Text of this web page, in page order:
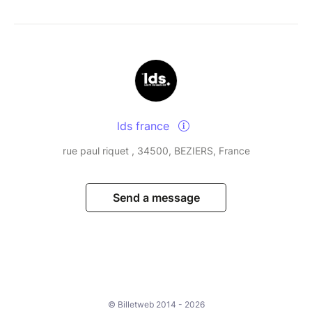
lds france
rue paul riquet , 34500, BEZIERS, France
Send a message
© Billetweb 2014 - 2026